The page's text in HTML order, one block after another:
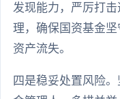
发现能力，严厉打
理，确保国资基金
资产流失。
四是稳妥处置风险